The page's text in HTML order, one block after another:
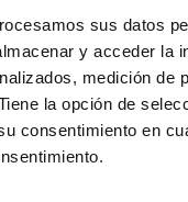
sus datos
y acceder la
medición de
la opción de
consentimiento en